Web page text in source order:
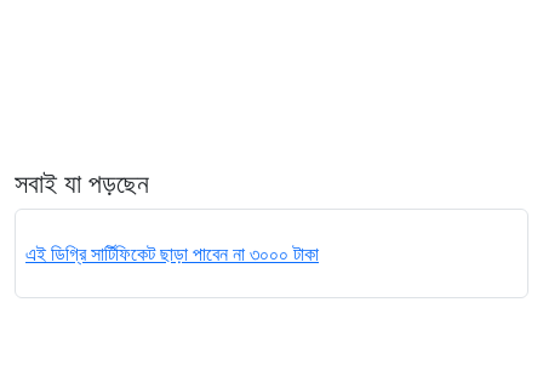
সবাই যা পড়ছেন
এই ডিগ্রি সার্টিফিকেট ছাড়া পাবেন না ৩০০০ টাকা